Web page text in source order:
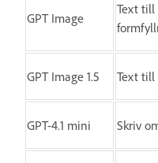
GPT Image
Text till
GPT Image 1.5 Text till
GPT-4.1 mini Skriv